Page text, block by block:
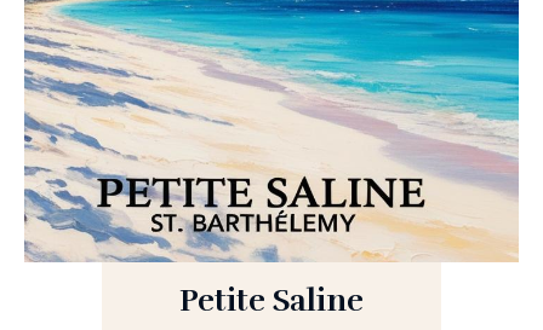
Petite Saline